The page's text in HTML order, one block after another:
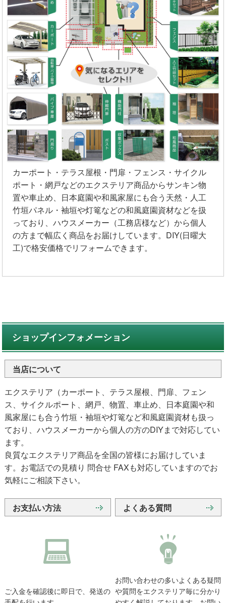
カーポート・テラス屋根・門扉・フェンス・サイクル
ポート・網戸などのエクステリア商品からサンキン物
置や車止め、日本庭園や和風家屋にも合う天然・人工
竹垣パネル・袖垣や灯篭などの和風庭園資材などを扱
っており、ハウスメーカー（工務店様など）から個人
の方まで幅広く商品をお届けしています。DIY(日曜大
工)で格安価格でリフォームできます。
ショップインフォメーション
当店について
エクステリア（カーポート、テラス屋根、門扉、フェン
ス、サイクルポート、網戸、物置、車止め、日本庭園や和
風家屋にも合う竹垣・袖垣や灯篭など和風庭園資材も扱っ
ており、ハウスメーカーから個人の方のDIYまで対応してい
ます。
良質なエクステリア商品を全国の皆様にお届けしていま
す。お電話での見積り 問合せ FAXも対応していますのでお
気軽にご相談下さい。
お支払い方法
ご入金を確認後に即日で、発送の
よくある質問
お問い合わせの多いよくある疑問
や質問をエクステリア毎に分かり